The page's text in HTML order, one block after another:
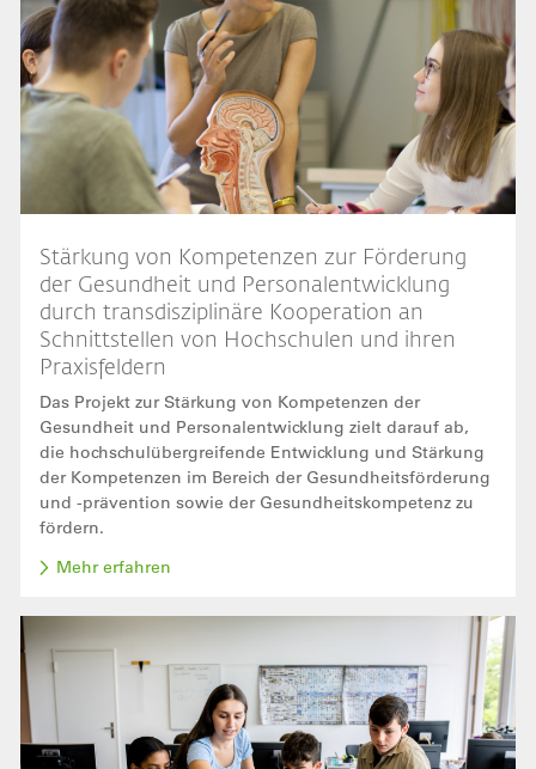
Stärkung von Kompetenzen zur Förderung
der Gesundheit und Personalentwicklung
durch transdisziplinäre Kooperation an
Schnittstellen von Hochschulen und ihren
Praxisfeldern
Das Projekt zur Stärkung von Kompetenzen der
Gesundheit und Personalentwicklung zielt darauf ab,
die hochschulübergreifende Entwicklung und Stärkung
der Kompetenzen im Bereich der Gesundheitsförderung
und -prävention sowie der Gesundheitskompetenz zu
fördern.
Mehr erfahren
Bild